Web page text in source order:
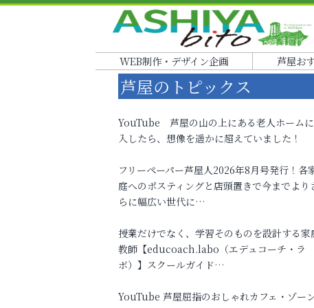
WEB制作・デザイン企画 芦屋お
芦屋のトピックス
YouTube 芦屋の山の上にある老人ホーム
入したら、想像を遥かに超えていました！
フリーペーパー芦屋人2026年8月号発行！各
庭へのポスティングと店頭置きで今までより
らに幅広い世代に…
授業だけでなく、学習そのものを設計する家
教師【educoach.labo（エデュコーチ・ラ
ボ）】スクールガイド…
YouTube 芦屋屈指のおしゃれカフェ・ゾー